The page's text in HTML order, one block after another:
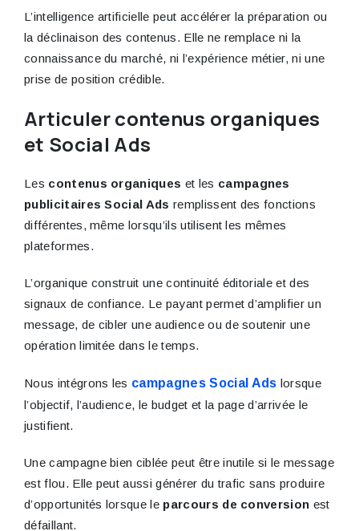
L’intelligence artificielle peut accélérer la préparation ou
la déclinaison des contenus. Elle ne remplace ni la
connaissance du marché, ni l’expérience métier, ni une
prise de position crédible.
Articuler contenus organiques
et Social Ads
Les contenus organiques et les campagnes
publicitaires Social Ads remplissent des fonctions
différentes, même lorsqu’ils utilisent les mêmes
plateformes.
L’organique construit une continuité éditoriale et des
signaux de confiance. Le payant permet d’amplifier un
message, de cibler une audience ou de soutenir une
opération limitée dans le temps.
Nous intégrons les campagnes Social Ads lorsque
l’objectif, l’audience, le budget et la page d’arrivée le
justifient.
Une campagne bien ciblée peut être inutile si le message
est flou. Elle peut aussi générer du trafic sans produire
d’opportunités lorsque le parcours de conversion est
défaillant.